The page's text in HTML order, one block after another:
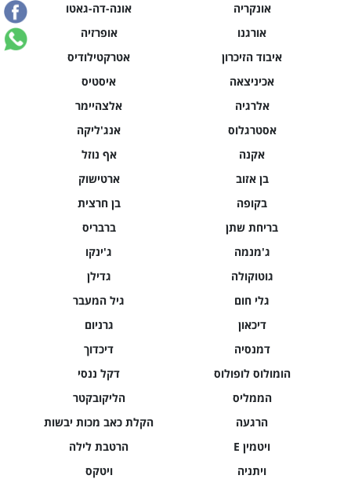
אונה-דה-גאטו
אונקריה
אופרזיה
אורגנו
אטרקטילודיס
איבוד הזיכרון
איסטיס
אכיניצאה
אלצהיימר
אלרגיה
אנג'ליקה
אסטרגלוס
אף נוזל
אקנה
ארטישוק
בן אזוב
בן חרצית
בקופה
ברבריס
בריחת שתן
ג'ינקו
ג'מנמה
גדילן
גוטוקולה
גיל המעבר
גלי חום
גרניום
דיכאון
דיכדוך
דמנסיה
דקל ננסי
הומולוס לופולוס
הליקובקטר
הממליס
הקלת כאב מכות יבשות
הרגעה
הרטבת לילה
ויטמין E
ויטקס
ויתניה